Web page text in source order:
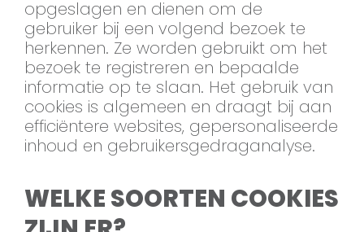
opgeslagen en dienen om de
gebruiker bij een volgend bezoek te
herkennen. Ze worden gebruikt om het
bezoek te registreren en bepaalde
informatie op te slaan. Het gebruik van
cookies is algemeen en draagt bij aan
efficiëntere websites, gepersonaliseerde
inhoud en gebruikersgedraganalyse.
WELKE SOORTEN COOKIES